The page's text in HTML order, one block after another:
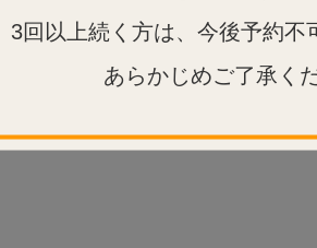
3回以上続く方は、今後予約不
あらかじめご了承く